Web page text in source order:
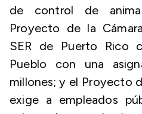
de control de
Proyecto de la
SER de Puerto Rico
Pueblo con una
millones; y el Proyecto
exige a empleados